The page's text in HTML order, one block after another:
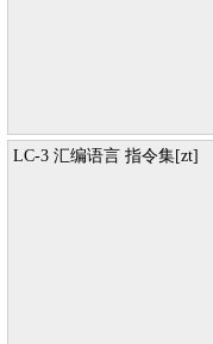
LC-3 汇编语言 指令集[zt]